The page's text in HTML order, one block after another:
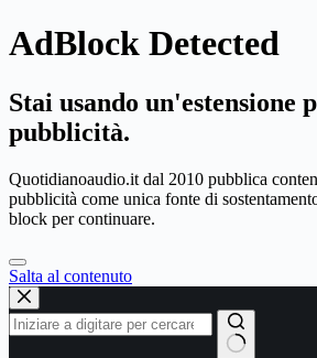
AdBlock Detected
Stai usando un'estensione
pubblicità.
Quotidianoaudio.it dal 2010 pubblica
pubblicità come unica fonte di
block per continuare.
Salta al contenuto